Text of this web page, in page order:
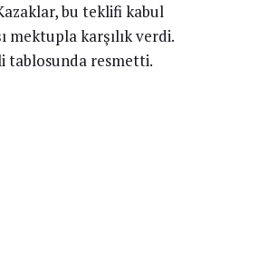
bu teklifi kabul
mektupla karşılık verdi.
tablosunda resmetti.